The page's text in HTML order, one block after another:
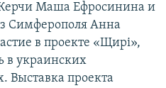
Маша Ефросинина и
Симферополя Анна
в проекте «Щирі»,
в украинских
Выставка проекта